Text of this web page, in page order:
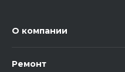
О компании
Ремонт